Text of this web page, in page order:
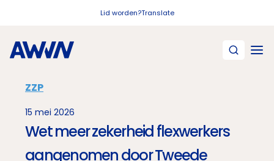
Lid worden?Translate
ZZP
15 mei 2026
Wet meer zekerheid flexwerkers
aangenomen door Tweede